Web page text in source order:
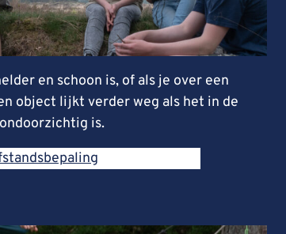
en schoon is, of als je over een
object lijkt verder weg als het in de
is.